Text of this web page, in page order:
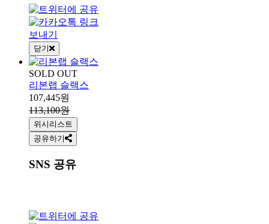
닫기
SOLD OUT
리본랩 슬랙스
107,445원
113,100원
위시리스트
공유하기
SNS 공유